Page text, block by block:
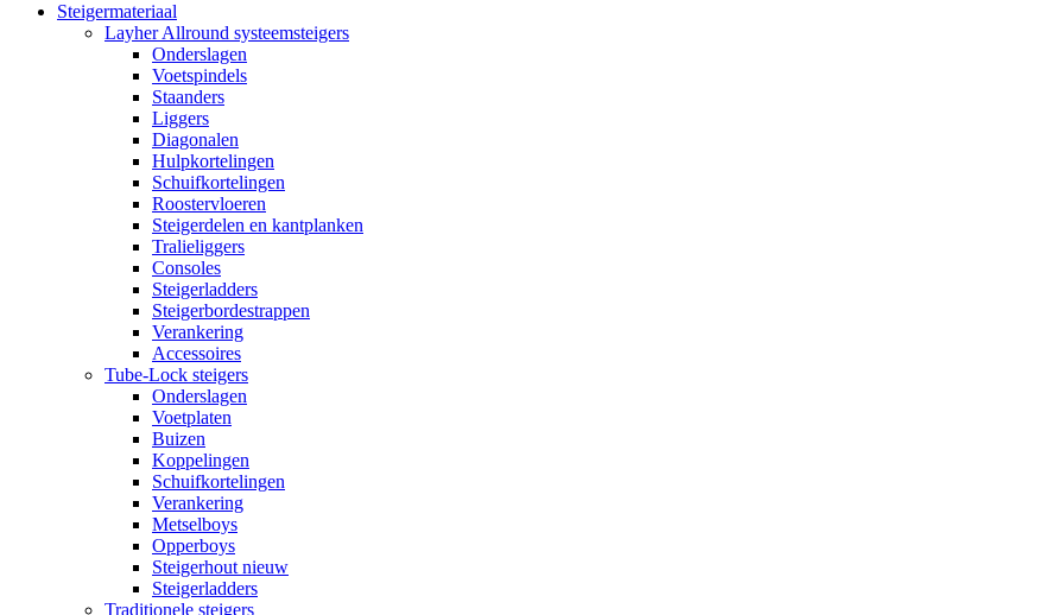
Steigermateriaal
Layher Allround systeemsteigers
Onderslagen
Voetspindels
Staanders
Liggers
Diagonalen
Hulpkortelingen
Schuifkortelingen
Roostervloeren
Steigerdelen en kantplanken
Tralieliggers
Consoles
Steigerladders
Steigerbordestrappen
Verankering
Accessoires
Tube-Lock steigers
Onderslagen
Voetplaten
Buizen
Koppelingen
Schuifkortelingen
Verankering
Metselboys
Opperboys
Steigerhout nieuw
Steigerladders
Traditionele steigers